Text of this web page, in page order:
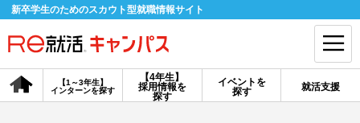
新卒学生のためのスカウト型就職情報サイト
【4年生】
採用情報を
探す
【1～3年生】
インターンを探す
イベントを
探す
就活支援
会員登録 ログイン